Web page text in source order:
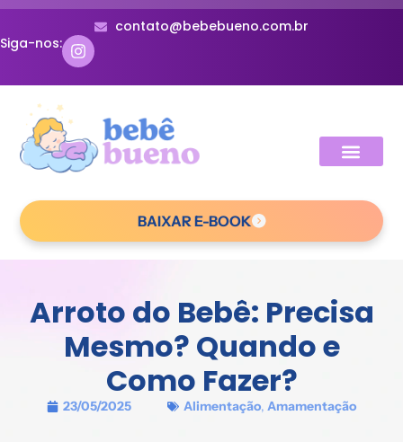
contato@bebebueno.com.br
Siga-nos:
BAIXAR E-BOOK
Arroto do Bebê: Precisa
Mesmo? Quando e
Como Fazer?
23/05/2025 Alimentação, Amamentação